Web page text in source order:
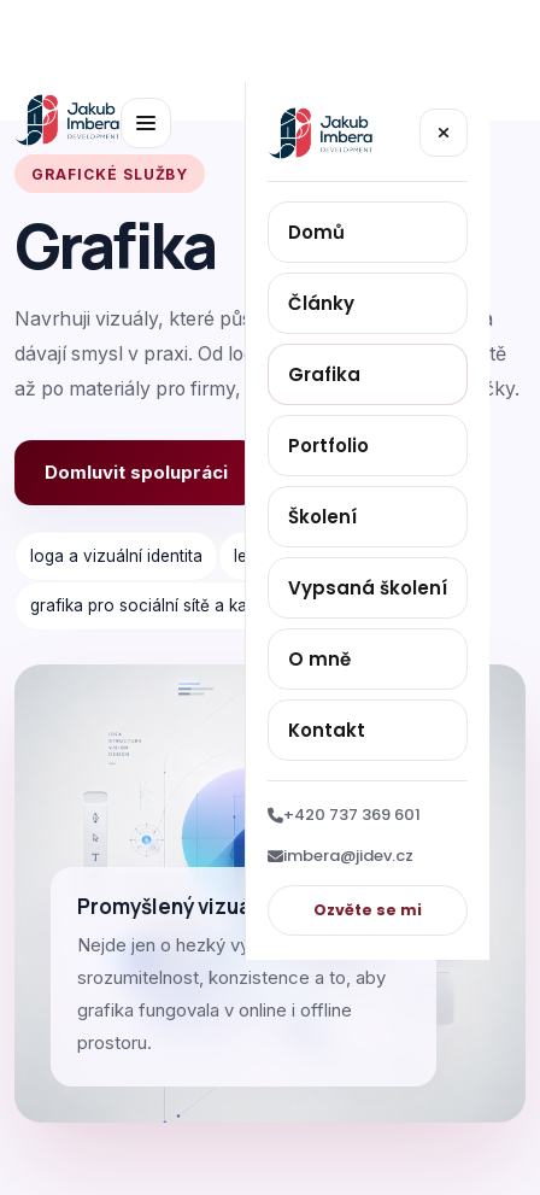
Domů
Články
Grafika
Portfolio
Školení
Vypsaná školení
O mně
Kontakt
+420 737 369 601
imbera@jidev.cz
Ozvěte se mi
GRAFICKÉ SLUŽBY
Grafika
Navrhuji vizuály, které působí profesionálně, čitelně a
dávají smysl v praxi. Od loga a tiskovin přes sociální sítě
až po materiály pro firmy, školy, instituce i menší značky.
Domluvit spolupráci Ukázky práce
loga a vizuální identita letáky, brožury a tiskoviny
grafika pro sociální sítě a kampaně
Promyšlený vizuál
Nejde jen o hezký výstup. Důležitá je
srozumitelnost, konzistence a to, aby
grafika fungovala v online i offline
prostoru.